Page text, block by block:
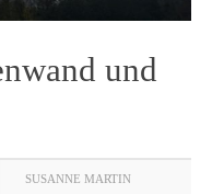
und
SUSANNE MARTIN